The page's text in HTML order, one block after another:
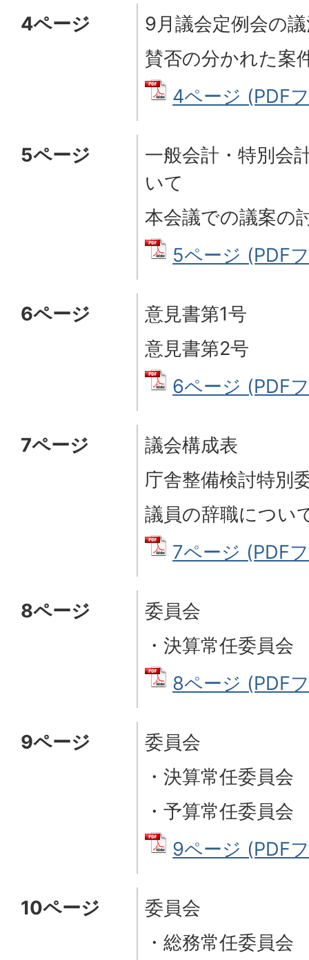
4ページ
9月議会定例会の
賛否の分かれた案
4ページ (PDF
5ページ
一般会計・特別会
いて
本会議での議案の
5ページ (PDF
6ページ
意見書第1号
意見書第2号
6ページ (PDF
7ページ
議会構成表
庁舎整備検討特別
議員の辞職につい
7ページ (PDF
8ページ
委員会
・決算常任委員会
8ページ (PDF
9ページ
委員会
・決算常任委員会
・予算常任委員会
9ページ (PDF
10ページ
委員会
・総務常任委員会